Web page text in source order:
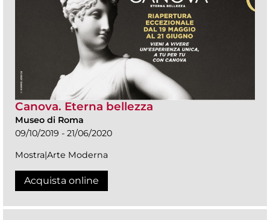
Canova. Eterna bellezza
Museo di Roma
09/10/2019 - 21/06/2020
Mostra|Arte Moderna
Acquista online